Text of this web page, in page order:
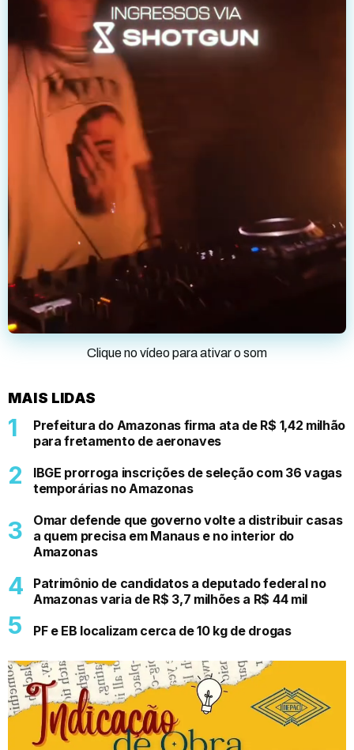
Clique no vídeo para ativar o som
MAIS LIDAS
Prefeitura do Amazonas firma ata de R$ 1,42 milhão
para fretamento de aeronaves
IBGE prorroga inscrições de seleção com 36 vagas
temporárias no Amazonas
Omar defende que governo volte a distribuir casas
a quem precisa em Manaus e no interior do
Amazonas
Patrimônio de candidatos a deputado federal no
Amazonas varia de R$ 3,7 milhões a R$ 44 mil
PF e EB localizam cerca de 10 kg de drogas